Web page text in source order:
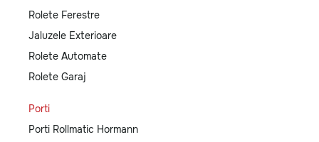
Rolete Ferestre
Jaluzele Exterioare
Rolete Automate
Rolete Garaj
Porti
Porti Rollmatic Hormann